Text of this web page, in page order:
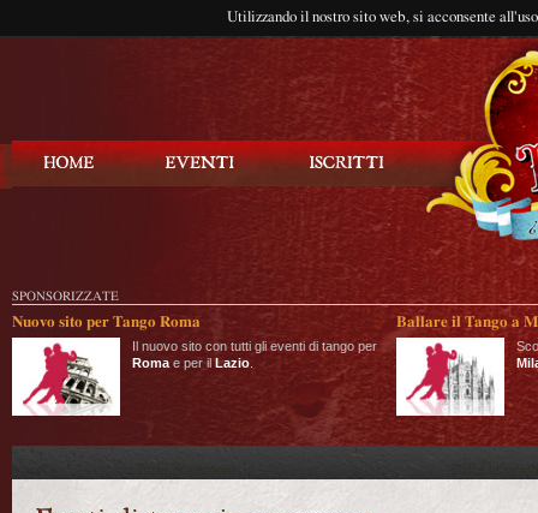
Utilizzando il nostro sito web, si acconsente
SPONSORIZZATE
Nuovo sito per Tango Roma
Il nuovo sito con tutti gli eventi di tango per
Roma e per il Lazio
Ballare il Tango a